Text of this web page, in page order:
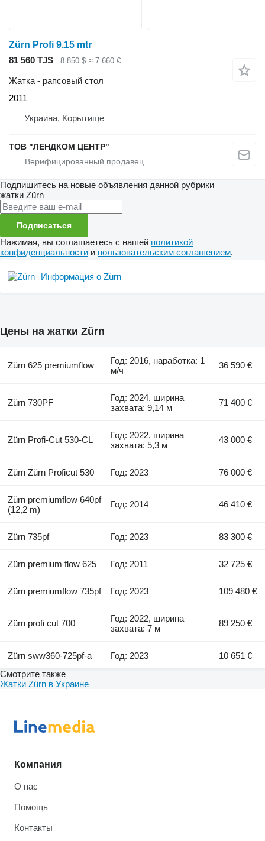
Zürn Profi 9.15 mtr
81 560 TJS
8 850 $ ≈ 7 660 €
Жатка - рапсовый стол
2011
Украина, Корытище
ТОВ "ЛЕНДКОМ ЦЕНТР"
Подпишитесь на новые объявления данной рубрики
жатки Zürn
Подписаться
Нажимая, вы соглашаетесь с нашей политикой
конфиденциальности и пользовательским соглашением.
Информация о Zürn
Цены на жатки Zürn
Zürn 625 premiumflow
Год: 2016, наработка: 1
м/ч
36 590 €
Zürn 730PF
Год: 2024, ширина
захвата: 9,14 м
71 400 €
Zürn Profi-Cut 530-CL
Год: 2022, ширина
захвата: 5,3 м
43 000 €
Zürn Zürn Proficut 530 Год: 2023 76 000 €
Zürn premiumflow 640pf
(12,2 m)
Год: 2014 46 410 €
Zürn 735pf Год: 2023 83 300 €
Zürn premium flow 625 Год: 2011 32 725 €
Zürn premiumflow 735pf Год: 2023 109 480 €
Zürn profi cut 700
Год: 2022, ширина
захвата: 7 м
89 250 €
Zürn sww360-725pf-a Год: 2023
10 651 €
Смотрите также
Жатки Zürn в Украине
Компания
О нас
Помощь
Контакты